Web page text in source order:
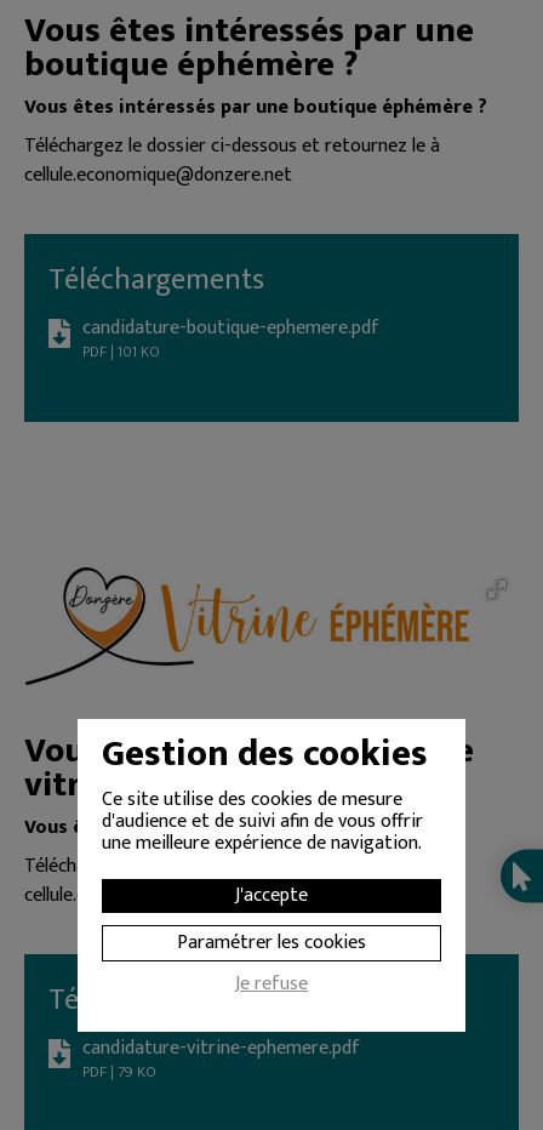
Vous êtes intéressés par une
boutique éphémère ?
Vous êtes intéressés par une boutique éphémère ?
Téléchargez le dossier ci-dessous et retournez le à
cellule.economique@donzere.net
Téléchargements
candidature-boutique-ephemere.pdf
PDF | 101 KO
Vous êtes intéressés par une
vitrine éphémère ?
Vous êtes intéressés par une vitrine éphémère ?
Téléchargez le dossier ci-dessous et retournez le à
cellule.economique@donzere.net
Téléchargements
candidature-vitrine-ephemere.pdf
PDF | 79 KO
Gestion des cookies
Ce site utilise des cookies de mesure
d'audience et de suivi afin de vous offrir
une meilleure expérience de navigation.
J'accepte
Paramétrer les cookies
Je refuse